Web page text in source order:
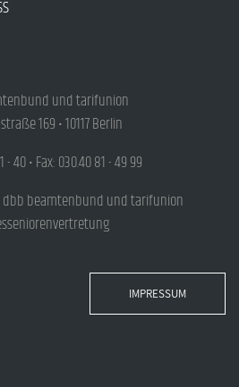
und tarifunion
169 • 10117 Berlin
- 40 • Fax: 030.40 81 - 49 99
dbb beamtenbund und tarifunion
IMPRESSUM